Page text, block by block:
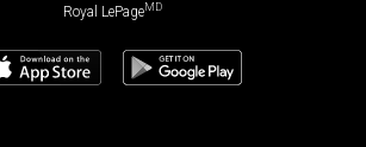
Royal LePageMD